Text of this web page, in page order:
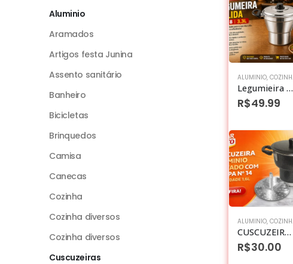
ALUMINIO, COZINHA DIVERSOS
Legumieira polida Nº 18 3.3L
R$49.99
ALUMINIO, COZINHA DIVERSOS
CUSCUZEIRO 14 CRAQUELADO
R$30.00
Aluminio
Aramados
Artigos festa Junina
Assento sanitário
Banheiro
Bicicletas
Brinquedos
Camisa
Canecas
Cozinha
Cozinha diversos
Cozinha diversos
Cuscuzeiras